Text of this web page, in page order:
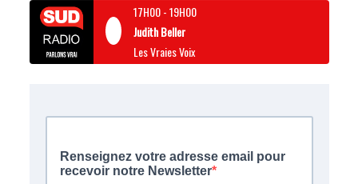
17H00-19H00
Judith Beller
Les Vraies Voix